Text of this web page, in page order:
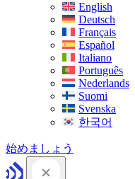
English
Deutsch
Français
Español
Italiano
Português
Nederlands
Suomi
Svenska
한국어
始めましょう